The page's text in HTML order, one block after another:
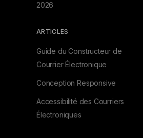
2026
ARTICLES
Guide du Constructeur de
Courrier Électronique
Conception Responsive
Accessibilité des Courriers
Électroniques